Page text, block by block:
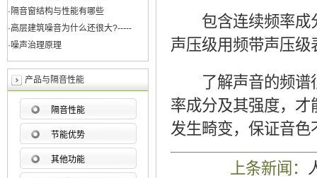
·隔音窗结构与性能有哪些
·高层建筑噪音为什么还很大?-----
·噪声治理原理
产品与隔音性能
隔音性能
节能优势
其他功能
包含连续频率成分
声压级用频带声压
了解声音的频谱很
率成分及其强度，
发生畸变，保证音色
上条新闻：